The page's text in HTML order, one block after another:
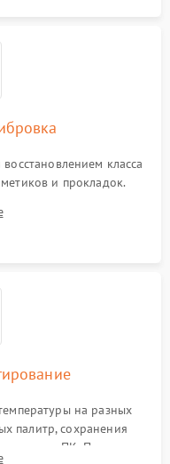
класса
и прокладок.
по эталонному
измерения температур.
на разных
палитр, сохранения
на ПК. Проверка